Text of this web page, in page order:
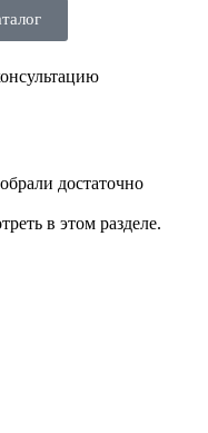
достаточно
в этом разделе.